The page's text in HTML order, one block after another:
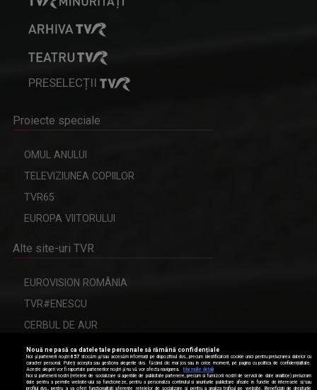
PRESELECȚII
Proiecte speciale
OMUL ANULUI
TELEVIZIUNEA COPIILOR
TVR65
EUROPA VIITORULUI
Alte site-uri TVR
EUROVISION ROMÂNIA
TVR#ENESCU
CERBUL DE AUR
Modifică setările de confidențialitate
Nouă ne pasă ca datele tale personale să rămână confidențiale
Noi și partenerii noștri657 stocăm și/sau accesăm informații pe dispozitivul dvs., precum identificatorii cookie unici pentru prelucrarea datelor cu
caracter personal. Puteți accepta sau gestiona alegerile dvs. făcând clic mai jos sau în orice moment, pe pagina cu politica de confidențialitate.
Aceste alegeri vor fi raportate partenerilor noștri și nu vă vor afecta navigarea.
Mai multe detalii
Noi si partenerii nostri (retelele de socializare si agentiile de publicitate partenere, precum si furnizorii nostri de servicii de date analitice) prelucram
date pentru a permite website-ului sa functioneze, pentru a personaliza continutul si anunturile publicitare afisate in functie de interesele si/sau
profilul dvs., pentru a va oferi functionalitati aferente retelelor de socializare si pentru a analiza traficul pe website. Beneficiati de drepturile